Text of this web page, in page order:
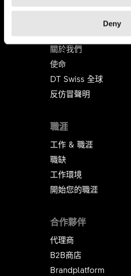
Deny
關於我們
使命
DT Swiss 全球
反仿冒聲明
職涯
工作 & 職涯
職缺
工作環境
開始您的職涯
合作夥伴
代理商
B2B商店
Brandplatform